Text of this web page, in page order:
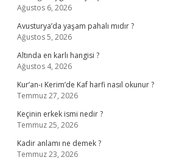
Ağustos 6, 2026
Avusturya’da yaşam pahalı mıdır ?
Ağustos 5, 2026
Altında en karlı hangisi ?
Ağustos 4, 2026
Kur’an-ı Kerim’de Kaf harfi nasıl okunur ?
Temmuz 27, 2026
Keçinin erkek ismi nedir ?
Temmuz 25, 2026
Kadir anlamı ne demek ?
Temmuz 23, 2026